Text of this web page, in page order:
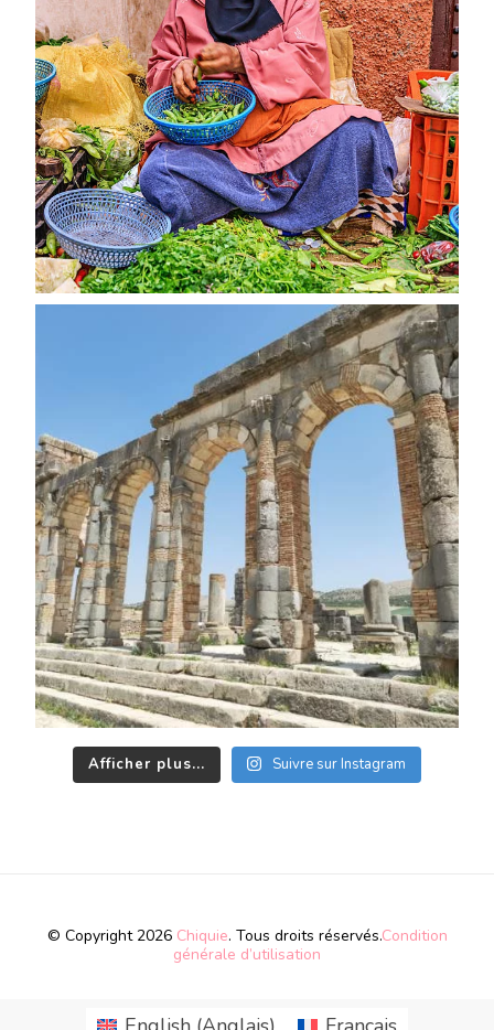
Afficher plus... Suivre sur Instagram
© Copyright 2026 Chiquie. Tous droits réservés.Condition
générale d’utilisation